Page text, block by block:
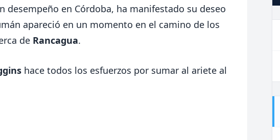
desempeño en Córdoba, ha manifestado su deseo
apareció en un momento en el camino de los
de Rancagua.
hace todos los esfuerzos por sumar al ariete al